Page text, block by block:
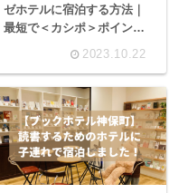
ゼホテルに宿泊する方法｜
最短で＜カシポ＞ポイント
を貯めるコツ4選
2023.10.22